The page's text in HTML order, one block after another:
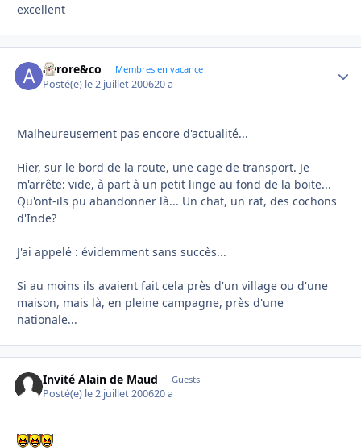
excellent
aurore&co Membres en vacance
Posté(e) le 2 juillet 200620 a
Malheureusement pas encore d'actualité...
Hier, sur le bord de la route, une cage de transport. Je
m'arrête: vide, à part à un petit linge au fond de la boite...
Qu'ont-ils pu abandonner là... Un chat, un rat, des cochons
d'Inde?
J'ai appelé : évidemment sans succès...
Si au moins ils avaient fait cela près d'un village ou d'une
maison, mais là, en pleine campagne, près d'une
nationale...
Invité Alain de Maud Guests
Posté(e) le 2 juillet 200620 a